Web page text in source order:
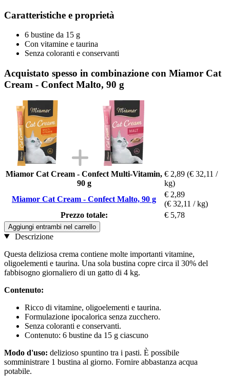
Caratteristiche e proprietà
6 bustine da 15 g
Con vitamine e taurina
Senza coloranti e conservanti
Acquistato spesso in combinazione con Miamor Cat
Cream - Confect Malto, 90 g
Miamor Cat Cream - Confect Multi-Vitamin,
90 g
€ 2,89 (€ 32,11 /
kg)
Miamor Cat Cream - Confect Malto, 90 g
€ 2,89
(€ 32,11 / kg)
Prezzo totale:
€ 5,78
Aggiungi entrambi nel carrello
Descrizione
Questa deliziosa crema contiene molte importanti vitamine,
oligoelementi e taurina. Una sola bustina copre circa il 30% del
fabbisogno giornaliero di un gatto di 4 kg.
Contenuto:
Ricco di vitamine, oligoelementi e taurina.
Formulazione ipocalorica senza zucchero.
Senza coloranti e conservanti.
Contenuto: 6 bustine da 15 g ciascuno
Modo d'uso: delizioso spuntino tra i pasti. È possibile
somministrare 1 bustina al giorno. Fornire abbastanza acqua
potabile.